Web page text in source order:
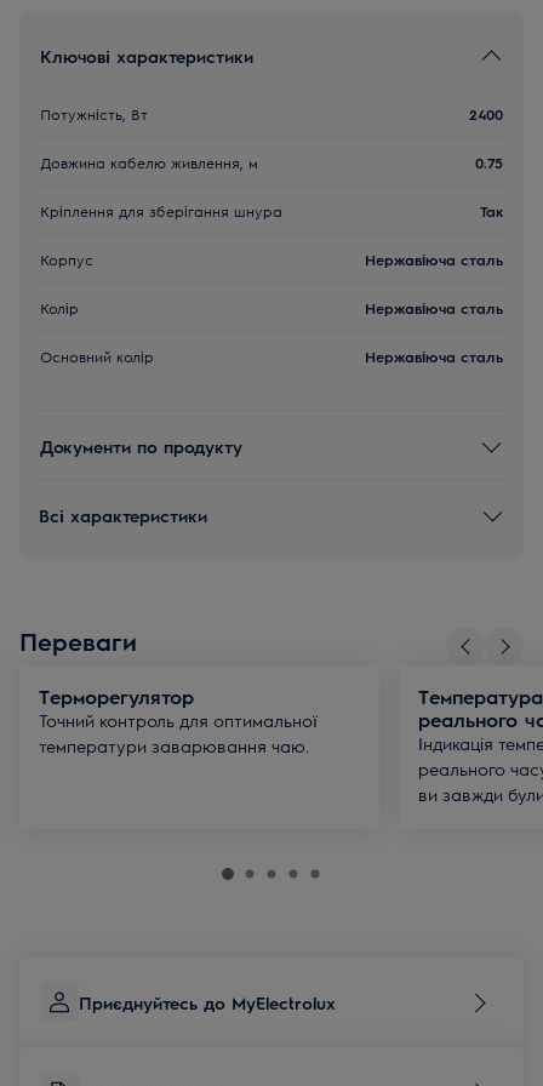
Ключові характеристики
Потужність, Вт 2400
Довжина кабелю живлення, м 0.75
Кріплення для зберігання шнура Так
Корпус Нержавіюча сталь
Колір Нержавіюча сталь
Основний колір Нержавіюча сталь
Документи по продукту
Всі характеристики
Переваги
Терморегулятор
Точний контроль для оптимальної
температури заварювання чаю.
реального
Індикація
реального
ви завжди
Приєднуйтесь до MyElectrolux